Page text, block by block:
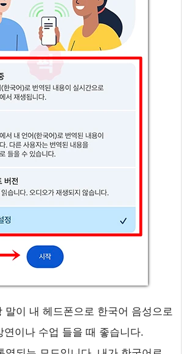
말이 내 헤드폰으로 한국어 음성으로
연이나 수업 들을 때 좋습니다.